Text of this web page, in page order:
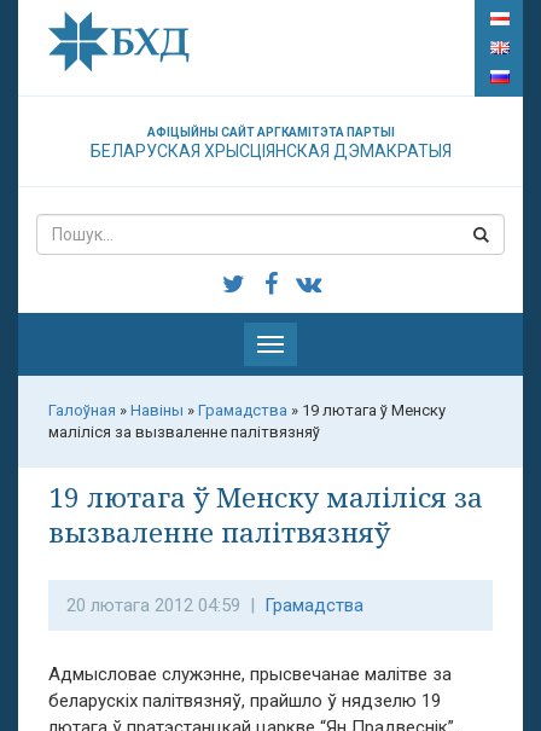
АФІЦЫЙНЫ САЙТ АРГКАМІТЭТА ПАРТЫІ
БЕЛАРУСКАЯ ХРЫСЦІЯНСКАЯ ДЭМАКРАТЫЯ
Паказаць
меню
Галоўная » Навіны » Грамадства » 19 лютага ў Менску
маліліся за вызваленне палітвязняў
19 лютага ў Менску маліліся за
вызваленне палітвязняў
20 лютага 2012 04:59 | Грамадства
Адмысловае служэнне, прысвечанае малітве за
беларускіх палітвязняў, прайшло ў нядзелю 19